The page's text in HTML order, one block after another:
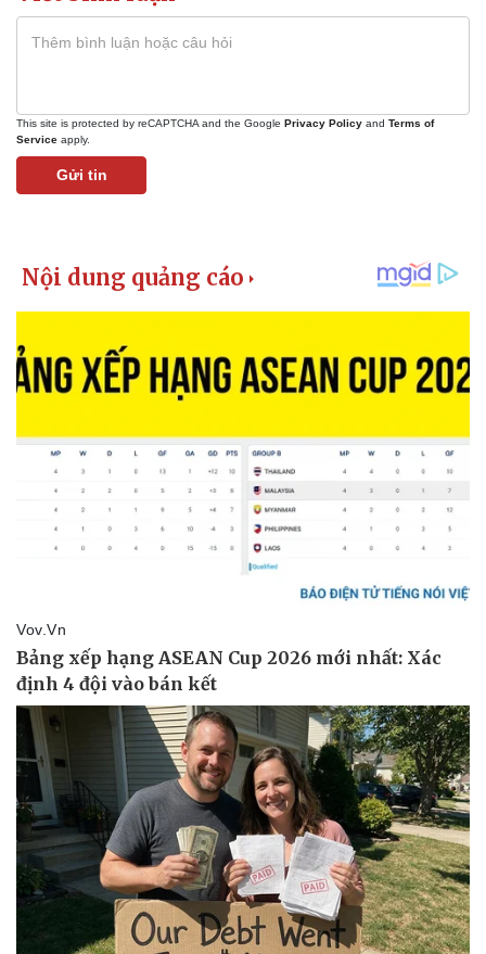
Pháp luật
Quân sự - Quốc phòng
This site is protected by reCAPTCHA and the Google Privacy Policy and Terms of
Service apply.
Gửi tin